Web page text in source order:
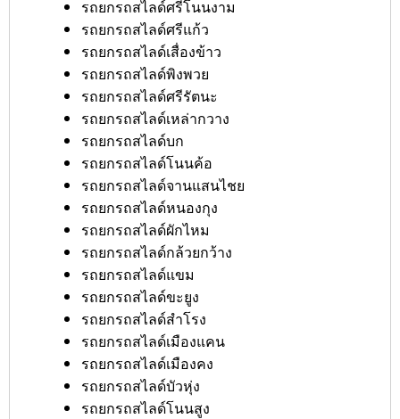
รถยกรถสไลด์ศรีโนนงาม
รถยกรถสไลด์ศรีแก้ว
รถยกรถสไลด์เสื่องข้าว
รถยกรถสไลด์พิงพวย
รถยกรถสไลด์ศรีรัตนะ
รถยกรถสไลด์เหล่ากวาง
รถยกรถสไลด์บก
รถยกรถสไลด์โนนค้อ
รถยกรถสไลด์จานแสนไชย
รถยกรถสไลด์หนองกุง
รถยกรถสไลด์ผักไหม
รถยกรถสไลด์กล้วยกว้าง
รถยกรถสไลด์แขม
รถยกรถสไลด์ขะยูง
รถยกรถสไลด์สำโรง
รถยกรถสไลด์เมืองแคน
รถยกรถสไลด์เมืองคง
รถยกรถสไลด์บัวหุ่ง
รถยกรถสไลด์โนนสูง